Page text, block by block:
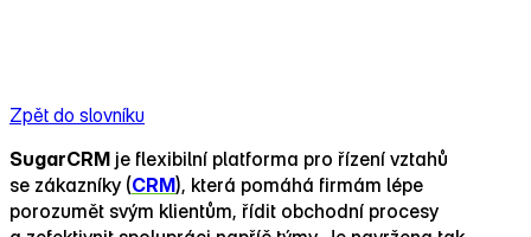
Zpět do slovníku
SugarCRM je flexibilní platforma pro řízení vztahů
se zákazníky (CRM), která pomáhá firmám lépe
porozumět svým klientům, řídit obchodní procesy